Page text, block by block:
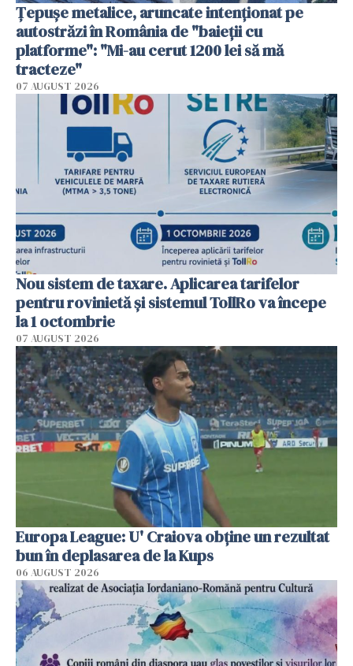
Țepușe metalice, aruncate intenționat pe
autostrăzi în România de "baieții cu
platforme": "Mi-au cerut 1200 lei să mă
tracteze"
07 AUGUST 2026
Nou sistem de taxare. Aplicarea tarifelor
pentru rovinietă şi sistemul TollRo va începe
la 1 octombrie
07 AUGUST 2026
Europa League: U' Craiova obține un rezultat
bun în deplasarea de la Kups
06 AUGUST 2026